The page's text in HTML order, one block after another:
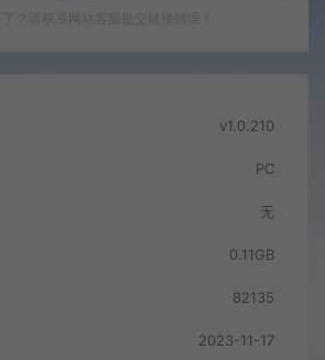
v1.0.210
PC
无
0.11GB
82135
2023-11-17